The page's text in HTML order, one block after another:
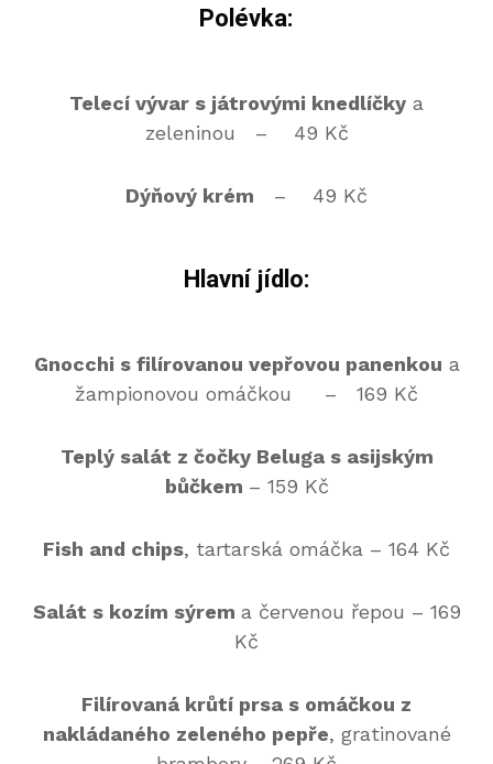
Polévka:
Telecí vývar s játrovými knedlíčky a
zeleninou – 49 Kč
Dýňový krém – 49 Kč
Hlavní jídlo:
Gnocchi s filírovanou vepřovou panenkou a
žampionovou omáčkou – 169 Kč
Teplý salát z čočky Beluga s asijským
bůčkem – 159 Kč
Fish and chips, tartarská omáčka – 164 Kč
Salát s kozím sýrem a červenou řepou – 169
Kč
Filírovaná krůtí prsa s omáčkou z
nakládaného zeleného pepře, gratinované